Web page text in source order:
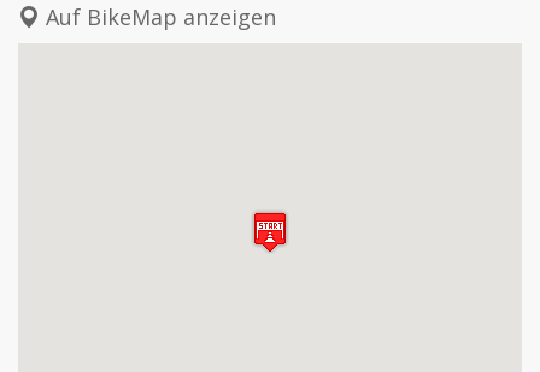
Auf BikeMap anzeigen